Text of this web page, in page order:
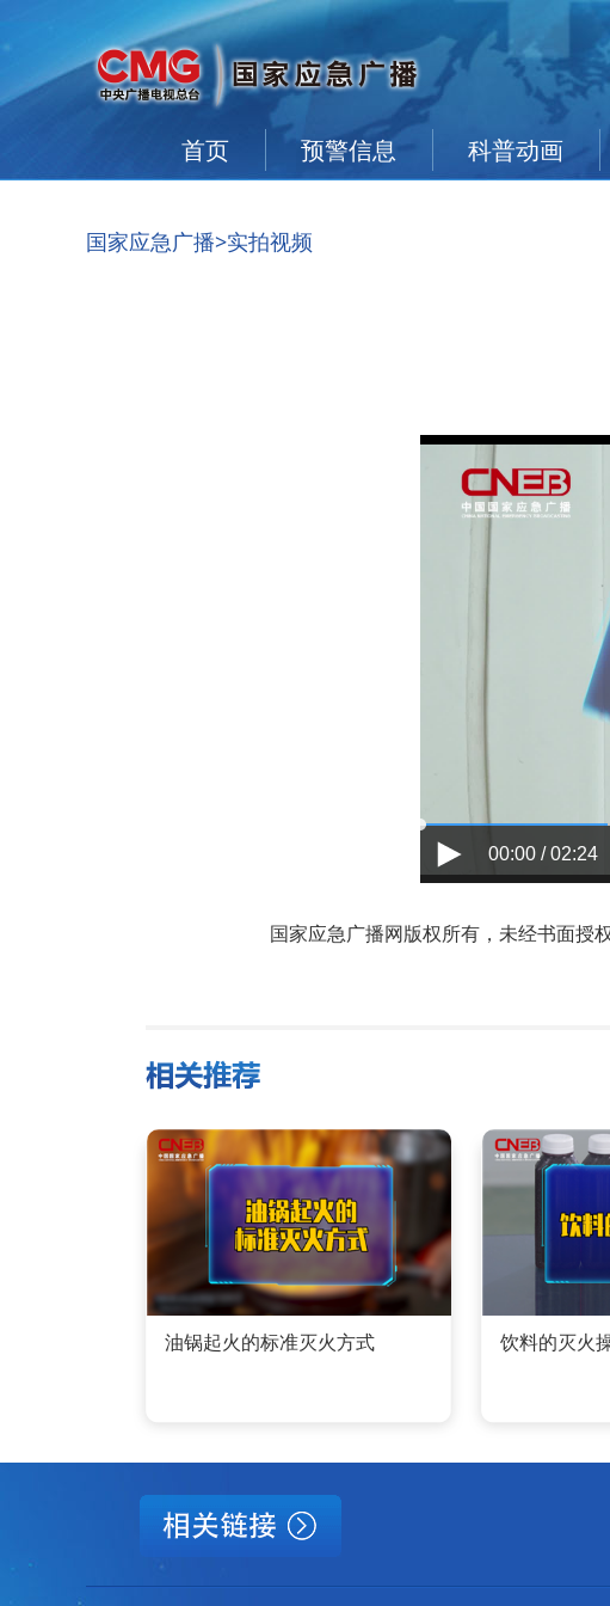
首页 预警信息 科普动画
国家应急广播>实拍视频
00:00 / 02:24
国家应急广播网版权所有，未经书面授权
油锅起火的标准灭火方式 饮料的灭火